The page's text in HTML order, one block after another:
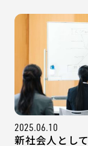
2025.06.10
新社会人とし